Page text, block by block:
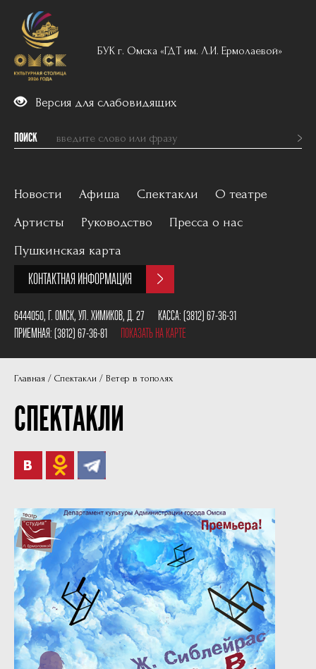
БУК г. Омска «ГДТ им. Л.И. Ермолаевой»
Версия для слабовидящих
ПОИСК
Новости Афиша Спектакли
Вечерний репертуар
Пушкинская карта
О театре
История
Наши партнеры
Артисты Руководство
Пресса о нас
Пушкинская карта
КОНТАКТНАЯ ИНФОРМАЦИЯ
6444050, Г. ОМСК, УЛ. ХИМИКОВ, Д. 27 КАССА:(3812) 67-36-31
ПРИЕМНАЯ:(3812) 67-36-81 ПОКАЗАТЬ НА КАРТЕ
Главная Спектакли Ветер в тополях
СПЕКТАКЛИ